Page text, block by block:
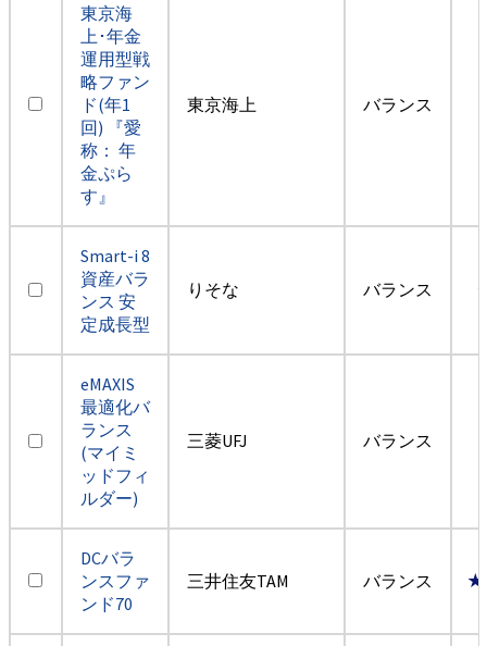
東京海
上･年金
運用型戦
略ファン
ド(年1
回) 『愛
称： 年
金ぷら
す』
東京海上 バランス
Smart-i 8
資産バラ
ンス 安
定成長型
りそな バランス
eMAXIS
最適化バ
ランス
(マイミ
ッドフィ
ルダー)
三菱UFJ バランス
DCバラ
ンスファ
ンド70
三井住友TAM バランス